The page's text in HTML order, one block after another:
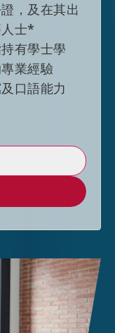
，及在其出
士*
有學士學
業經驗
口語能力
民第二代計
請人須已獲
與任何業
常會獲准以
而不受其他